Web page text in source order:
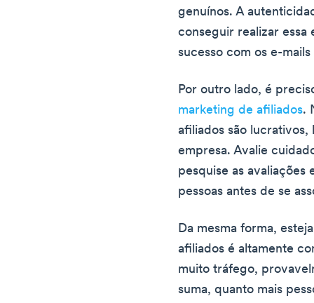
genuínos. A
conseguir realizar
sucesso com os e-
Por outro lado, é
marketing de afiliados.
afiliados são
empresa. Avalie
pesquise as avaliações
pessoas antes de se
Da mesma forma,
afiliados é altamente
muito tráfego,
suma, quanto mais